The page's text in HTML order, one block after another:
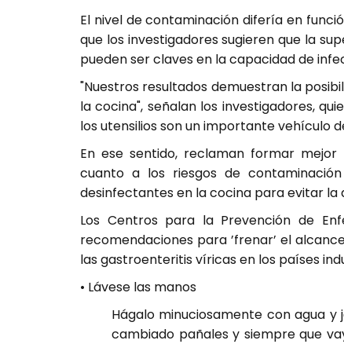
El nivel de contaminación difería en
que los investigadores sugieren que la
pueden ser claves en la capacidad de
"Nuestros resultados demuestran la
la cocina", señalan los investigadores,
los utensilios son un importante vehículo
En ese sentido, reclaman formar
cuanto a los riesgos de
desinfectantes en la cocina para evitar la
Los Centros para la Prevención de
recomendaciones para ’frenar’ el
las gastroenteritis víricas en los países
• Lávese las manos
Hágalo minuciosamente con agua
cambiado pañales y siempre que